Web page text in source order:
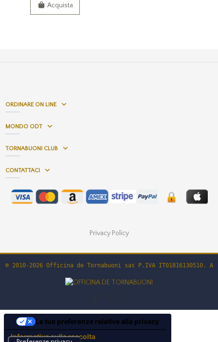
Acquista
ORDINARE ON LINE
MONDO ODT
TORNABUONI CLUB
CONTATTACI
Privacy Policy
© 2010-2026 Officina de Tornabuoni sas P.IVA IT01816130510.
Informativa sulla raccolta
Le tue preferenze relative alla privacy